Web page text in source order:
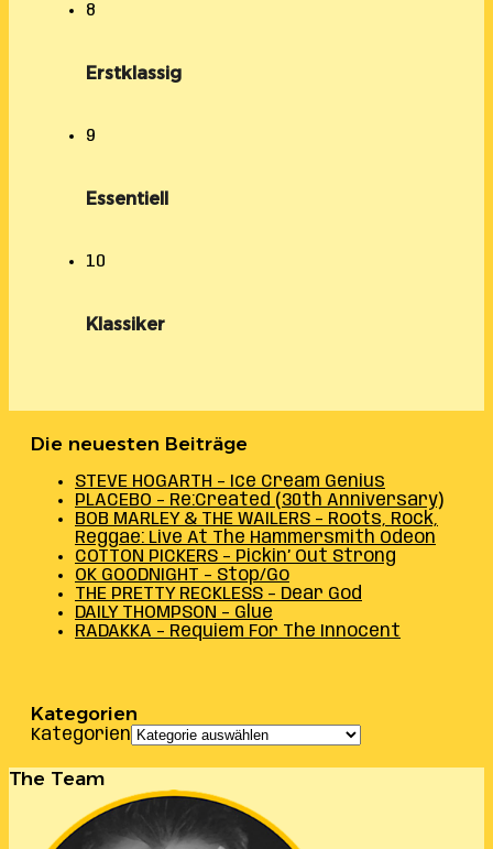
8
Erstklassig
9
Essentiell
10
Klassiker
Die neuesten Beiträge
STEVE HOGARTH – Ice Cream Genius
PLACEBO – Re:Created (30th Anniversary)
BOB MARLEY & THE WAILERS – Roots, Rock,
Reggae: Live At The Hammersmith Odeon
COTTON PICKERS – Pickin’ Out Strong
OK GOODNIGHT – Stop/Go
THE PRETTY RECKLESS – Dear God
DAILY THOMPSON – Glue
RADAKKA – Requiem For The Innocent
Kategorien
Kategorien
The Team